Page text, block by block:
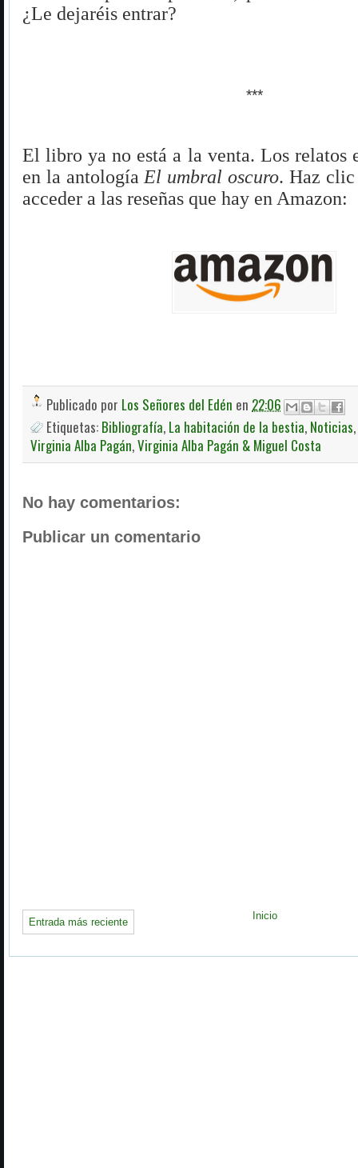
¿Le dejaréis entrar?
***
El libro ya no está a la venta. Los relatos
en la antología El umbral oscuro. Haz
acceder a las reseñas que hay en Amazon:
Publicado por Los Señores del Edén en 22:06
Etiquetas: Bibliografía, La habitación de la bestia, Noticias,
Virginia Alba Pagán,Virginia Alba Pagán & Miguel Costa
No hay comentarios:
Publicar un comentario
Entrada más reciente
Inicio